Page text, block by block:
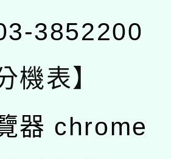
3852200
機表】
器 chrome